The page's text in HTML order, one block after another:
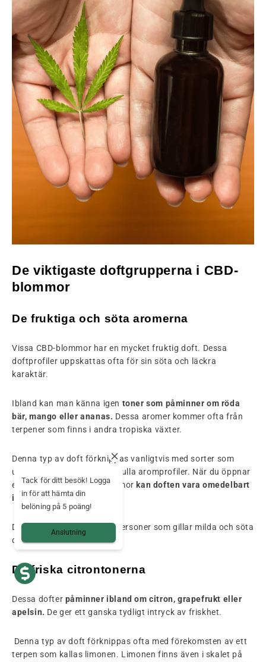
De viktigaste doftgrupperna i CBD-
blommor
De fruktiga och söta aromerna
Vissa CBD-blommor har en mycket fruktig doft. Dessa
doftprofiler uppskattas ofta för sin söta och läckra
karaktär.
Ibland kan man känna igen toner som påminner om röda
bär, mango eller ananas. Dessa aromer kommer ofta från
terpener som finns i andra tropiska växter.
Denna typ av doft förknippas vanligtvis med sorter som
utvecklar rika och uttrycksfulla aromprofiler. När du öppnar
en påse med fruktiga blommor kan doften vara omedelbart
igenkännlig.
Dessa sorter väljs ofta av personer som gillar milda och söta
dofter.
De friska citrontonerna
Dessa dofter påminner ibland om citron, grapefrukt eller
apelsin. De ger ett ganska tydligt intryck av friskhet.
Denna typ av doft förknippas ofta med förekomsten av ett
terpen som kallas limonen. Limonen finns även i skalet på
Tack för ditt besök! Logga
in för att hämta din
belöning på 5 poäng!
Anslutning